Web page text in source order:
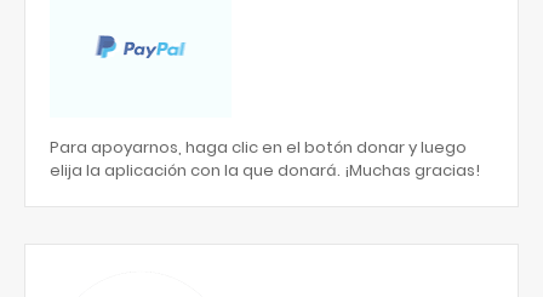
Para apoyarnos, haga clic en el botón donar y luego
elija la aplicación con la que donará. ¡Muchas gracias!